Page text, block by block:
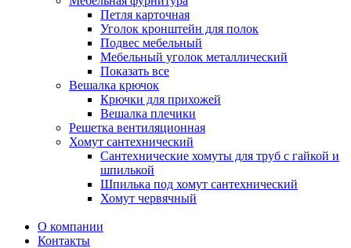
Петля карточная
Уголок кронштейн для полок
Подвес мебельный
Мебельный уголок металлический
Показать все
Вешалка крючок
Крючки для прихожей
Вешалка плечики
Решетка вентиляционная
Хомут сантехнический
Сантехнические хомуты для труб с гайкой и
шпилькой
Шпилька под хомут сантехнический
Хомут червячный
О компании
Контакты